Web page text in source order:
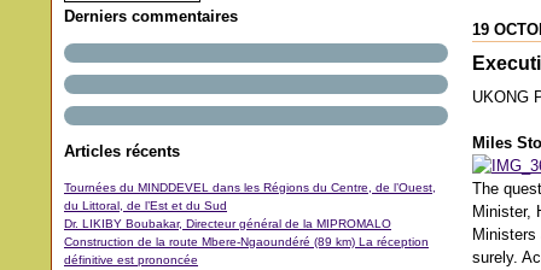
Derniers commentaires
Articles récents
Tournées du MINDDEVEL dans les Régions du Centre, de l’Ouest,
du Littoral, de l’Est et du Sud
Dr. LIKIBY Boubakar, Directeur général de la MIPROMALO
Construction de la route Mbere-Ngaoundéré (89 km) La réception
définitive est prononcée
19
UKONG
Miles
The
Minister,
surely.